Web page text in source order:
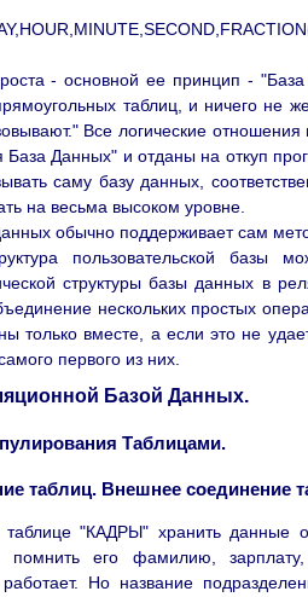
- основной ее принцип -
таблиц, и ничего не
Все логические
Данных" и отданы на откуп
саму базу данных,
на весьма высоком уровне.
обычно поддерживает сам
пользовательской базы
структуры базы данных в
нескольких простых
только вместе, а если это не
первого из них.
Базой Данных.
Таблицами.
таблиц. Внешнее соединение
таблице "КАДРЫ" хранить данные
помнить его фамилию,
Но название